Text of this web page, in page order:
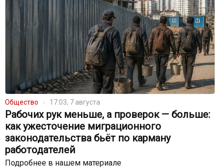
Общество 17:03, 7 августа
Рабочих рук меньше, а проверок — больше:
как ужесточение миграционного
законодательства бьёт по карману
работодателей
Подробнее в нашем материале